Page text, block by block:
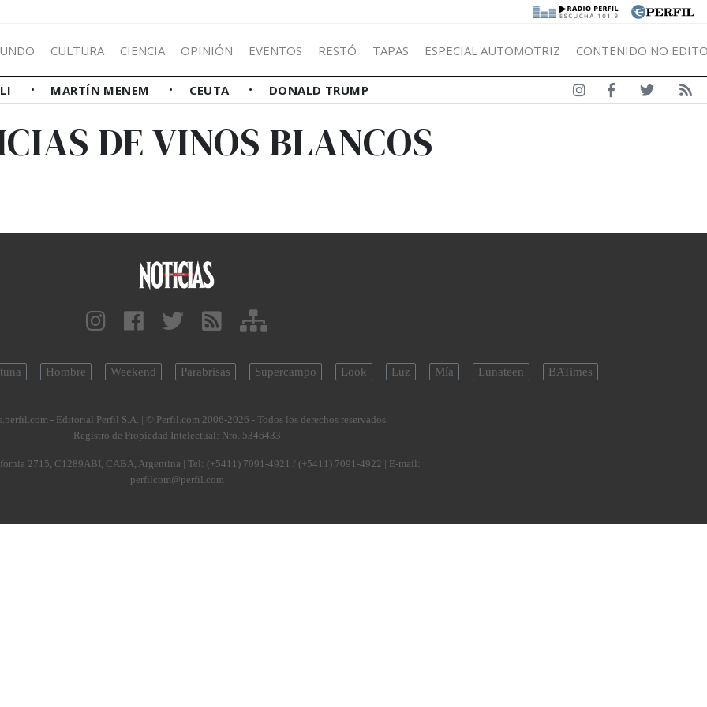
|
CULTURA CIENCIA OPINIÓN EVENTOS RESTÓ TAPAS ESPECIAL AUTOMOTRIZ CONTENIDO NO
MARTÍN MENEM CEUTA DONALD TRUMP
DE VINOS BLANCOS
Hombre Weekend Parabrisas Supercampo Look Luz Mía Lunateen BATimes
- Editorial Perfil S.A. | © Perfil.com 2006-2026 - Todos los derechos reservados
Registro de Propiedad Intelectual: Nro. 5346433
2715, C1289ABI, CABA, Argentina | Tel: (+5411) 7091-4921 / (+5411) 7091-4922 | E-mail:
perfilcom@perfil.com